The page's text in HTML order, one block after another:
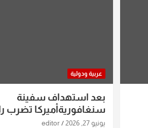
عربية ودولية
بعد استهداف سفينة
سنغافوريةأميركا تضرب
ومواقع صواريخ ومسيرات
يونيو 27, 2026 editor